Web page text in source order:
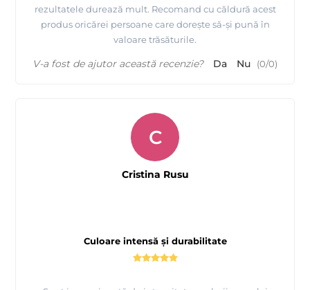
rezultatele durează mult. Recomand cu căldură acest
produs oricărei persoane care dorește să-și pună în
valoare trăsăturile.
V-a fost de ajutor această recenzie? Da Nu (0/0)
Culoare intensă și durabilitate
C
Cristina Rusu